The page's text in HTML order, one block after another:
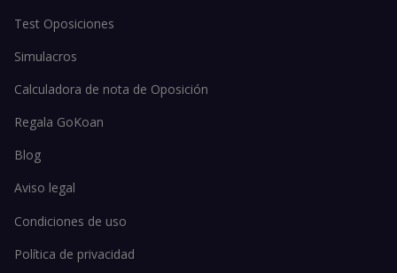
Test Oposiciones
Simulacros
Calculadora de nota de Oposición
Regala GoKoan
Blog
Aviso legal
Condiciones de uso
Política de privacidad